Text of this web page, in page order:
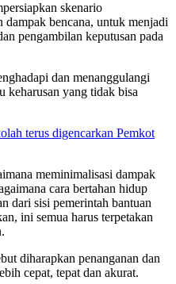
skenario
dampak bencana, untuk menjadi
pengambilan keputusan pada
dan menanggulangi
keharusan yang tidak bisa
terus digencarkan Pemkot
meminimalisasi dampak
cara bertahan hidup
dari sisi pemerintah bantuan
ini semua harus terpetakan
diharapkan penanganan dan
cepat, tepat dan akurat.